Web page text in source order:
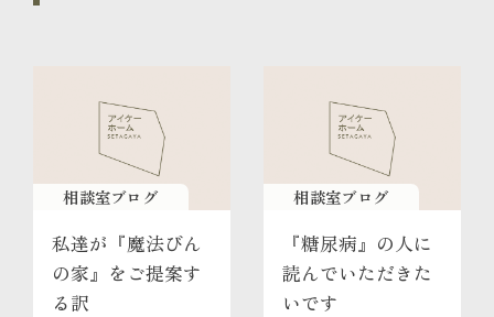
相談室ブログ
私達が『魔法びん
の家』をご提案す
る訳
相談室ブログ
『糖尿病』の人に
読んでいただきた
いです